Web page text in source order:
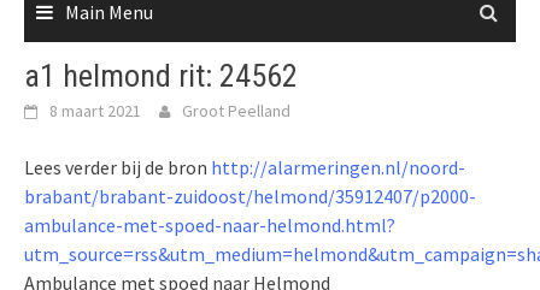
Main Menu
a1 helmond rit: 24562
8 maart 2021 Groot Peelland
Lees verder bij de bron http://alarmeringen.nl/noord-
brabant/brabant-zuidoost/helmond/35912407/p2000-
ambulance-met-spoed-naar-helmond.html?
Ambulance met spoed naar Helmond